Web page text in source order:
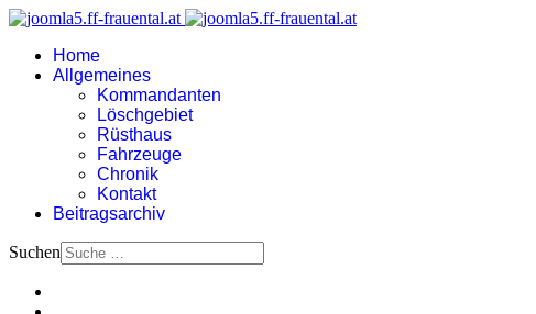
Home
Allgemeines
Kommandanten
Löschgebiet
Rüsthaus
Fahrzeuge
Chronik
Kontakt
Beitragsarchiv
Suchen